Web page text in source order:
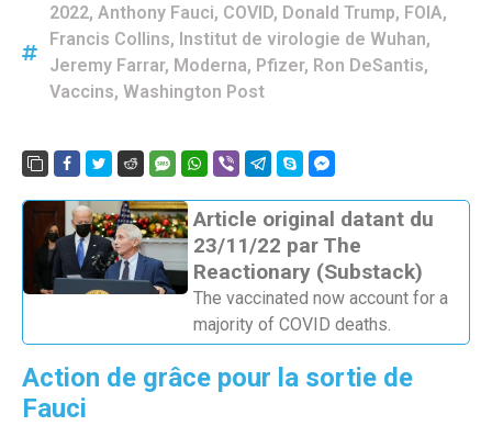
2022, Anthony Fauci, COVID, Donald Trump, FOIA,
Francis Collins, Institut de virologie de Wuhan,
Jeremy Farrar, Moderna, Pfizer, Ron DeSantis,
Vaccins, Washington Post
Article original datant du
23/11/22 par The
Reactionary (Substack)
The vaccinated now account for a
majority of COVID deaths.
Action de grâce pour la sortie de
Fauci